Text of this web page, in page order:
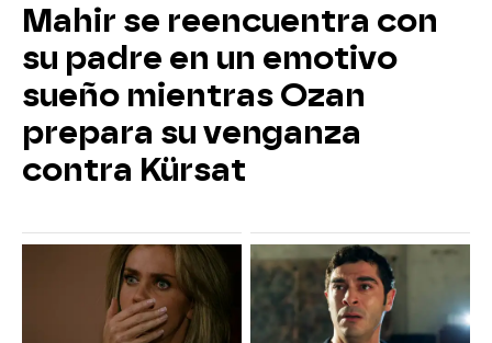
Mahir se reencuentra con
su padre en un emotivo
sueño mientras Ozan
prepara su venganza
contra Kürsat